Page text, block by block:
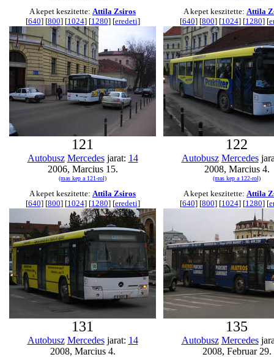
A kepet keszitette: Attila Zsiros
[640] [800] [1024] [1280] [eredeti]
121
Autobusz Mercedesjarat: 14
2006, Marcius 15.
(mas kep a 121-rol)
A kepet keszitette: Attila
[640] [800] [1024] [1280] [
122
Autobusz Mercedes
2008, Marcius 4.
(mas kep a 122-rol)
A kepet keszitette: Attila Zsiros
[640] [800] [1024] [1280] [eredeti]
131
Autobusz Mercedesjarat: 14
2008, Marcius 4.
A kepet keszitette: Attila
[640] [800] [1024] [1280] [
135
Autobusz Mercedes
2008, Februar 29.